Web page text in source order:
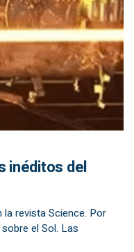
inéditos del
revista Science. Por
el Sol. Las